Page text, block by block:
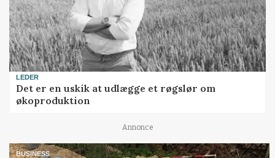
LEDER
Det er en uskik at udlægge et røgslør om
økoproduktion
Annonce
BUSINESS